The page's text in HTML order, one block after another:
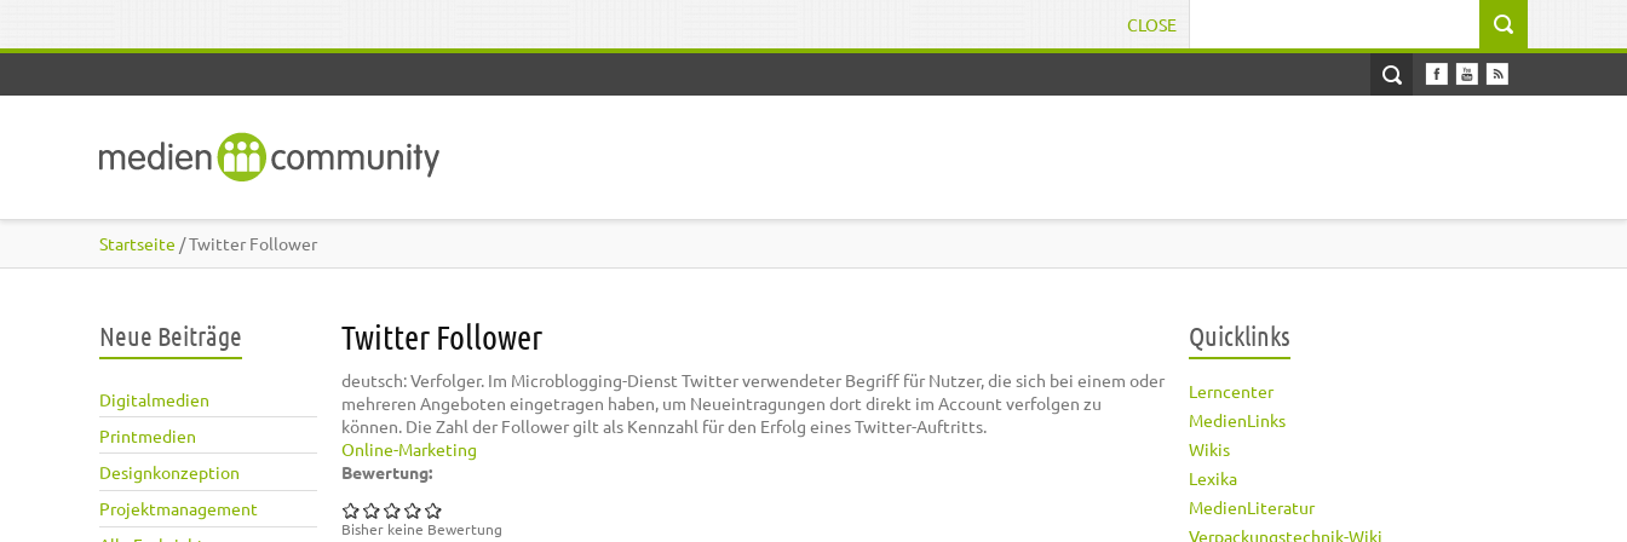
CLOSE
Startseite / Twitter Follower
Neue Beiträge
Digitalmedien
Printmedien
Designkonzeption
Projektmanagement
Twitter Follower
deutsch: Verfolger. Im Microblogging-Dienst Twitter verwendeter Begriff für Nutzer, die sich bei einem oder
mehreren Angeboten eingetragen haben, um Neueintragungen dort direkt im Account verfolgen zu
können. Die Zahl der Follower gilt als Kennzahl für den Erfolg eines Twitter-Auftritts.
Online-Marketing
Bewertung:
Bisher keine Bewertung
Quicklinks
Lerncenter
MedienLinks
Wikis
Lexika
MedienLiteratur
Verpackungstechnik-Wiki